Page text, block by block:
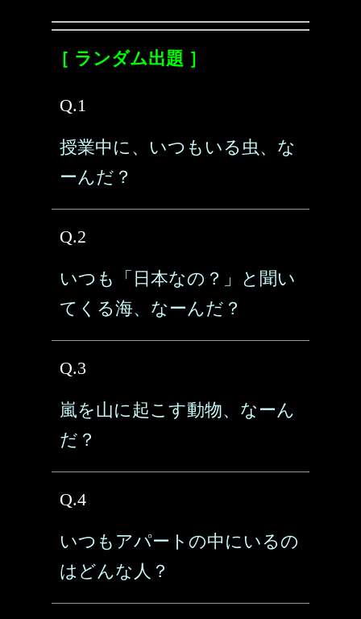
［ ランダム出題 ］
Q.1
授業中に、いつもいる虫、な
ーんだ？
Q.2
いつも「日本なの？」と聞い
てくる海、なーんだ？
Q.3
嵐を山に起こす動物、なーん
だ？
Q.4
いつもアパートの中にいるの
はどんな人？